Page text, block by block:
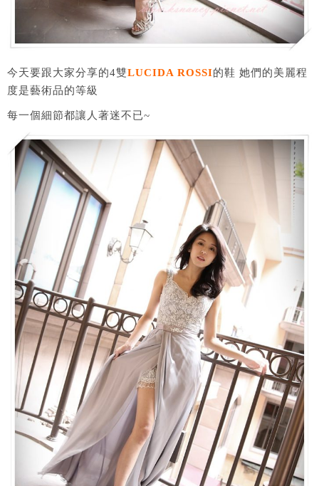
今天要跟大家分享的4雙LUCIDA ROSSI的鞋 她們的美麗程
度是藝術品的等級
每一個細節都讓人著迷不已~